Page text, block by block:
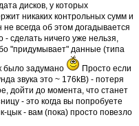
дисков, у которых
никаких контрольных сумм и
всегда об этом догадывается
сделать ничего уже нельзя,
"придумывает" данные (типа
было задумано
Просто если
звука это ~ 176kB) - потеря
дойти до момента, что станет
- это когда вы попробуете
цык - вам (пока) просто повезло